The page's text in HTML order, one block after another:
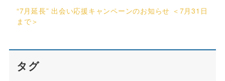
“7月延長” 出会い応援キャンペーンのお知らせ ＜7月31日
まで＞
タグ